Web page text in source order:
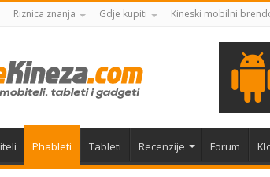
Riznica znanja Gdje kupiti Kineski mobilni
Phableti Tableti Recenzije Forum